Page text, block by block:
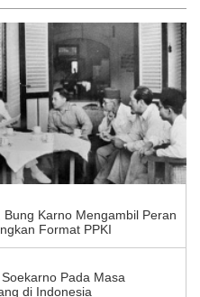
Bung Karno Mengambil Peran
Format PPKI
Pada Masa
di Indonesia